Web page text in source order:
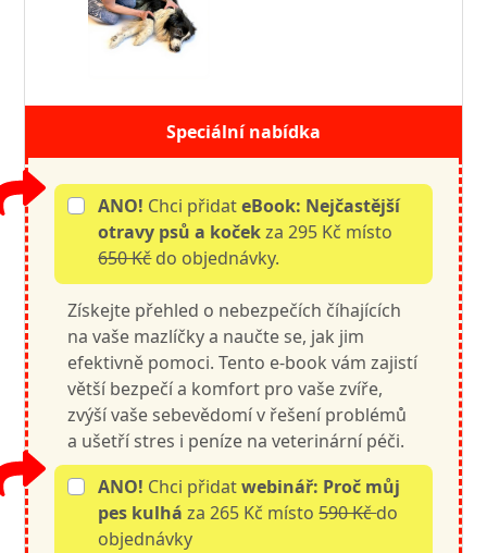
Speciální nabídka
ANO! Chci přidateBook: Nejčastější
otravy psů a kočekza 295 Kč místo
650 Kčdo objednávky.
Získejte přehled o nebezpečích číhajících
na vaše mazlíčky a naučte se, jak jim
efektivně pomoci. Tento e-book vám zajistí
větší bezpečí a komfort pro vaše zvíře,
zvýší vaše sebevědomí v řešení problémů
a ušetří stres i peníze na veterinární péči.
ANO! Chci přidatwebinář: Proč můj
pes kulháza 265 Kč místo590 Kčdo
objednávky